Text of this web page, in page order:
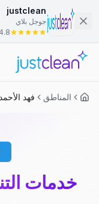
justclean
جوجل بلاي
4.8 تقييم
المناطق فهد الأحمد
خدمات